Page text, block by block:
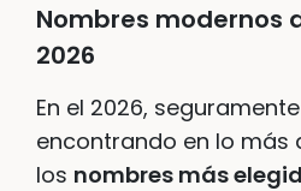
Nombres modernos
2026
En el 2026,
encontrando en lo más
los nombres más